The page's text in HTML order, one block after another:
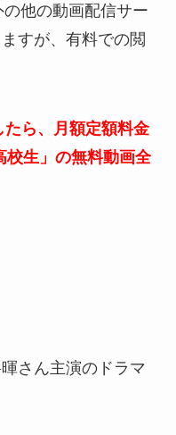
他の動画配信サー
すが、有料での閲
ら、月額定額料金
校生」の無料動画全
さん主演のドラマ